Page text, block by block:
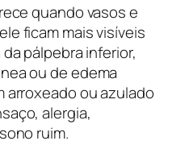
quando vasos e
ficam mais visíveis
pálpebra inferior,
ou de edema
arroxeado ou azulado
alergia,
ruim.